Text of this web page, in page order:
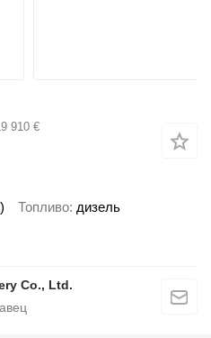
910 €
Топливо дизель
Co., Ltd.